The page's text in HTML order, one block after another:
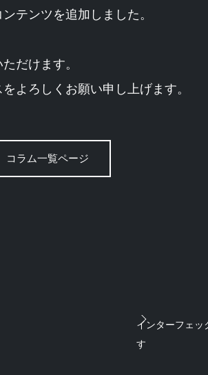
テンツを追加しました。
だけます。
よろしくお願い申し上げます。
コラム一覧ページ
インターフェッ
す